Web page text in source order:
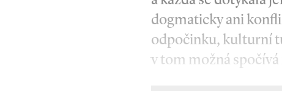
dogmaticky ani
odpočinku, kulturní
v tom možná